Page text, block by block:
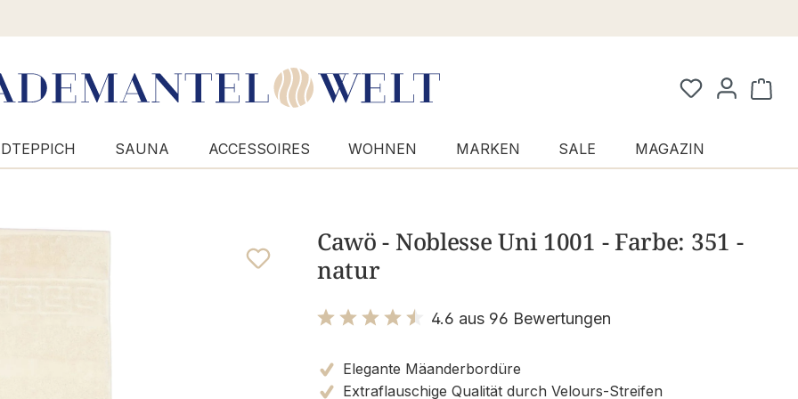
SAUNA ACCESSOIRES WOHNEN MARKEN SALE MAGAZIN
Cawö - Noblesse Uni 1001 - Farbe: 351 -
natur
4.6 aus 96 Bewertungen
Elegante Mäanderbordüre
Extraflauschige Qualität durch Velours-Streifen